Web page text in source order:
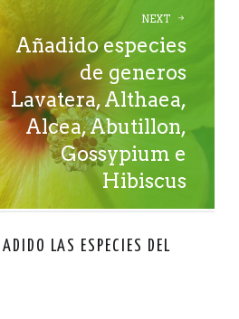
NEXT
Añadido especies
de generos
Lavatera, Althaea,
Alcea, Abutillon,
Gossypium e
Hibiscus
LAS ESPECIES DEL